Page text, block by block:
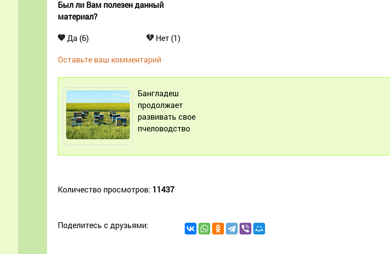
Был ли Вам полезен данный
материал?
Да (6) Нет (1)
Оставьте ваш комментарий
Бангладеш
продолжает
развивать свое
пчеловодство
Количество просмотров: 11437
Поделитесь с друзьями: